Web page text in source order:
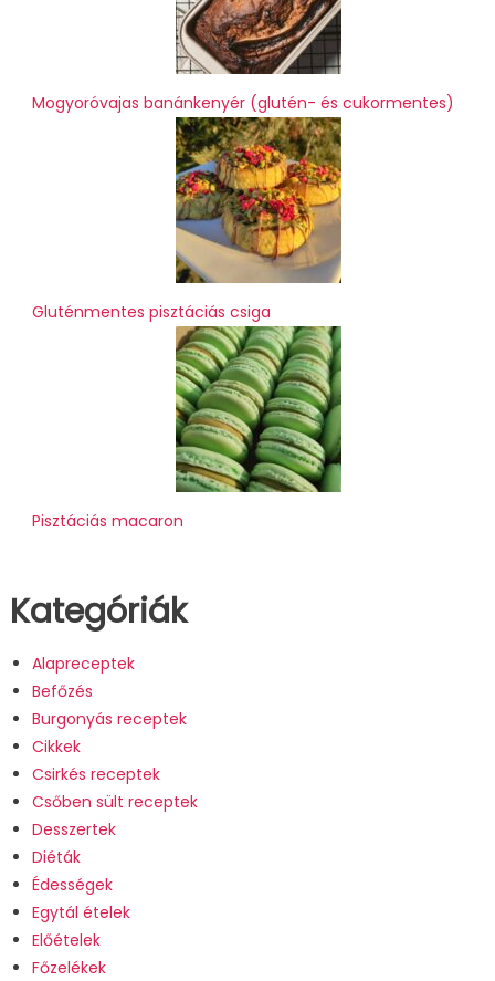
Mogyoróvajas banánkenyér (glutén- és cukormentes)
Gluténmentes pisztáciás csiga
Pisztáciás macaron
Kategóriák
Alapreceptek
Befőzés
Burgonyás receptek
Cikkek
Csirkés receptek
Csőben sült receptek
Desszertek
Diéták
Édességek
Egytál ételek
Előételek
Főzelékek